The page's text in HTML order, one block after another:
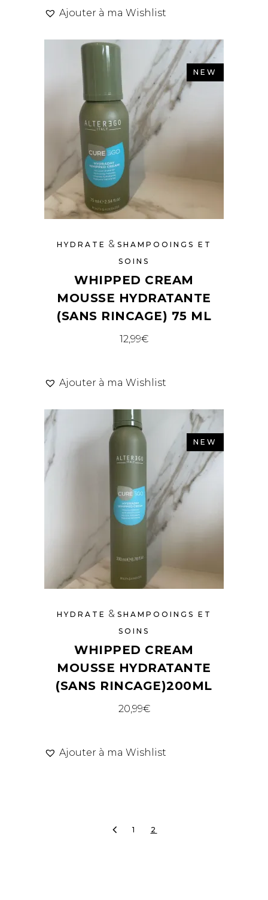
Ajouter à ma Wishlist
NEW
HYDRATE & SHAMPOOINGS ET
SOINS
WHIPPED CREAM
MOUSSE HYDRATANTE
(SANS RINCAGE) 75 ML
12,99€
Ajouter à ma Wishlist
NEW
HYDRATE & SHAMPOOINGS ET
SOINS
WHIPPED CREAM
MOUSSE HYDRATANTE
(SANS RINCAGE)200ML
20,99€
Ajouter à ma Wishlist
1 2